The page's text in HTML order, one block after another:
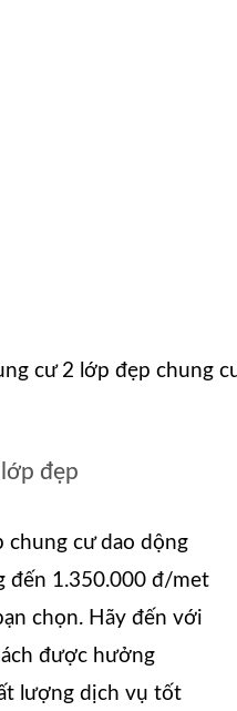
cư 2 lớp đẹp chung
đẹp
chung cư dao dộng
đến 1.350.000 đ/met
chọn. Hãy đến với
được hưởng
lượng dịch vụ tốt